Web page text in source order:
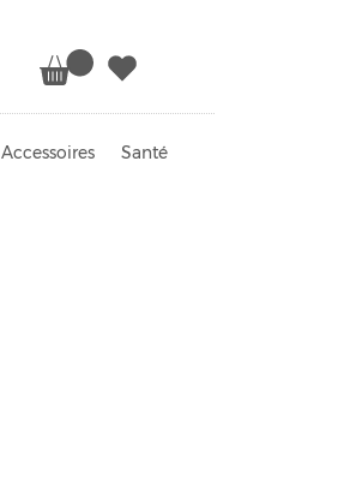
Accessoires Santé